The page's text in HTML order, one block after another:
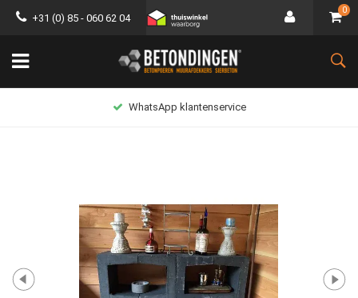
+31 (0) 85 - 060 62 04
0
WhatsApp klantenservice